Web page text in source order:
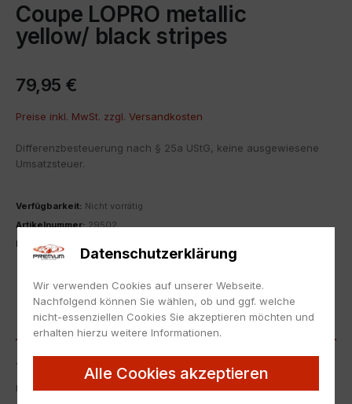
Coupe LOPRO metallic
yellow/ black stripes
79,95 €
Preise inkl. MwSt. zzgl. Versandkosten
Differenzbesteuerung nach § 25a UStG, keine ausgewiesene
Umsatzsteuer.
Verfügbarkeit: Nicht vorrätig
Artikelnummer:29502
Kategorie:
BESCHREIBUNG
1:18 JADA Toys 2010 Chevrolet Camaro SS Coupe LOPRO
metallic yellow/ black stripes
Datenschutzerklärung
Wir verwenden Cookies auf unserer Webseite.
Nachfolgend können Sie wählen, ob und ggf. welche
nicht-essenziellen Cookies Sie akzeptieren möchten und
erhalten hierzu weitere Informationen.
Alle Cookies akzeptieren